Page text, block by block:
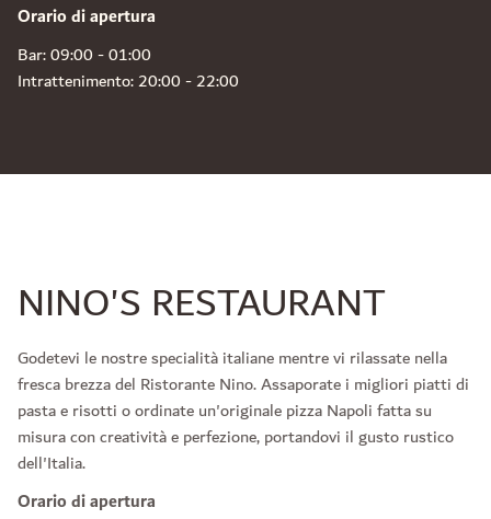
Orario di apertura
Bar: 09:00 - 01:00
Intrattenimento: 20:00 - 22:00
NINO'S RESTAURANT
Godetevi le nostre specialità italiane mentre vi rilassate nella
fresca brezza del Ristorante Nino. Assaporate i migliori piatti di
pasta e risotti o ordinate un'originale pizza Napoli fatta su
misura con creatività e perfezione, portandovi il gusto rustico
dell'Italia.
Orario di apertura